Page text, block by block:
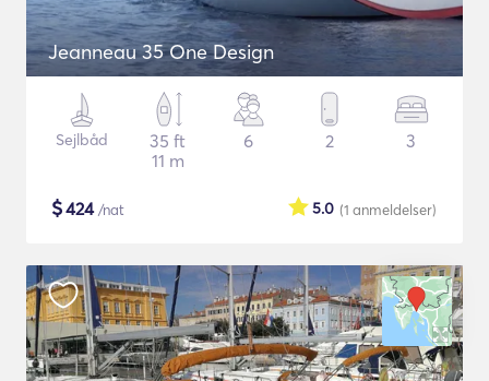
Jeanneau 35 One Design
Sejlbåd
35 ft
11 m
6 2 3
$424/nat (1 anmeldelser)
5.0